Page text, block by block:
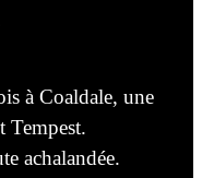
à Coaldale, une
Tempest.
achalandée.